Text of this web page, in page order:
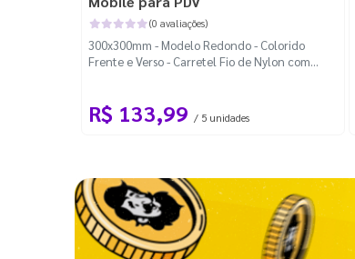
(0 avaliações)
300x300mm - Modelo Redondo - Colorido
Frente e Verso - Carretel Fio de Nylon com
R$ 133,99 / 5 unidades